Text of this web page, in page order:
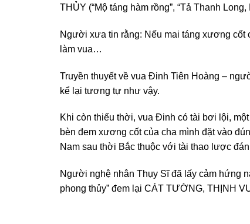
THỦY (“Mộ táng hàm rồng”, “Tả Thanh
Người xưa tin rằng: Nếu mai táng xương
làm vua…
Truyền thuyết về vua Đinh Tiên Hoàng –
kể lại tương tự như vậy.
Khi còn thiếu thời, vua Đinh có tài bơi lội,
bèn đem xương cốt của cha mình đặt vào
Nam sau thời Bắc thuộc với tài thao lược
Người nghệ nhân Thụy Sĩ đã lấy cảm hứng
phong thủy” đem lại CÁT TƯỜNG, THỊNH